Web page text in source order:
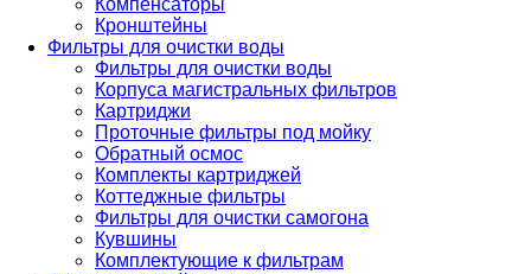
Компенсаторы
Кронштейны
Фильтры для очистки воды
Фильтры для очистки воды
Корпуса магистральных фильтров
Картриджи
Проточные фильтры под мойку
Обратный осмос
Комплекты картриджей
Коттеджные фильтры
Фильтры для очистки самогона
Кувшины
Комплектующие к фильтрам